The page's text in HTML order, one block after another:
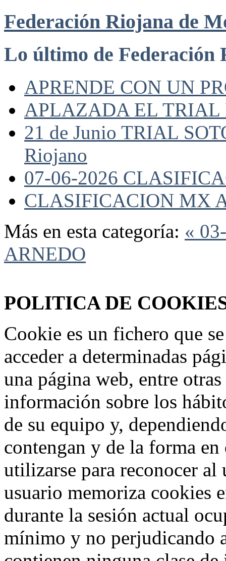
Federación Riojana de
Lo último de Federación
APRENDE CON UN
APLAZADA EL TRIAL
21 de Junio TRIAL
Riojano
07-06-2026
CLASIFICACION MX
Más en esta categoría: «
ARNEDO
POLITICA DE
Cookie es un fichero que
acceder a determinadas
una página web, entre
información sobre los
de su equipo y,
contengan y de la forma
utilizarse para reconocer
usuario memoriza cookies
durante la sesión actual
mínimo y no perjudicando